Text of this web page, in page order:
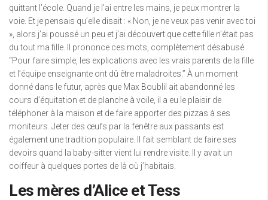
quittant l’école. Quand je l’ai entre les mains, je peux montrer la
voie. Et je pensais qu’elle disait : « Non, je ne veux pas venir avec toi
», alors j’ai poussé un peu et j’ai découvert que cette fille n’était pas
du tout ma fille. Il prononce ces mots, complètement désabusé.
“Pour faire simple, les explications avec les vrais parents de la fille
et l’équipe enseignante ont dû être maladroites.” À un moment
donné dans le futur, après que Max Boublil ait abandonné les
cours d’équitation et de planche à voile, il a eu le plaisir de
téléphoner à la maison et de faire apporter des pizzas à ses
moniteurs. Jeter des œufs par la fenêtre aux passants est
également une tradition populaire. Il fait semblant de faire ses
devoirs quand la baby-sitter vient lui rendre visite. Il y avait un
coiffeur à quelques portes de là où j’habitais.
Les mères d’Alice et Tess